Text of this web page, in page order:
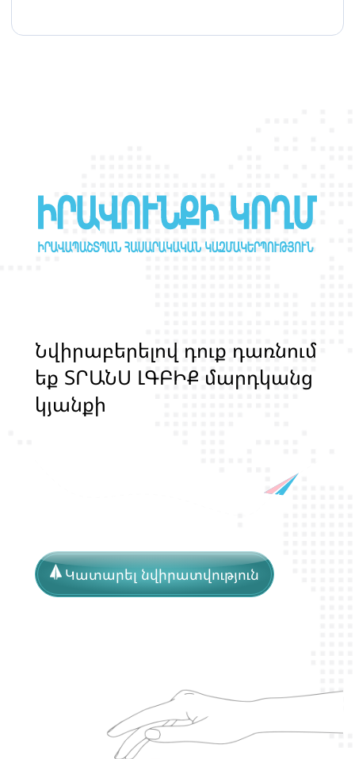
Նվիրաբերելով դոք դառնոմ
եք ՏՐԱՆՍ ԼԳԲԻՔ մարդկանց
կյանքի
Կատարել նվիրատվություն